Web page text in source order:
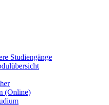
Studiengänge
(Online)